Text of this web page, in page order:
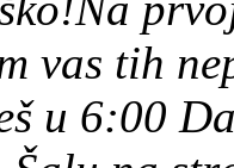
vas tih
u 6:00